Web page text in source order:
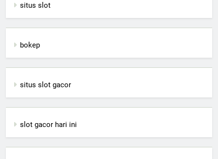
situs slot
bokep
situs slot gacor
slot gacor hari ini